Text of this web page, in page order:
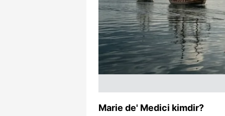
reklam/pazarlama
Çerezlere ilişkin tercihlerinizi
butonuna tıklayabilir,Çerez
6698 sayılı Kişisel Verilerin
Marie de' Medici kimdir?